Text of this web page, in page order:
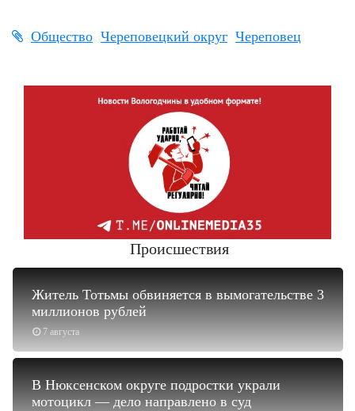
Общество Череповецкий округ Череповец
Происшествия
7 августа
Житель Тотьмы обвиняется в вымогательстве 3
миллионов рублей
В Нюксенском округе подростки украли
мотоцикл — дело направлено в суд